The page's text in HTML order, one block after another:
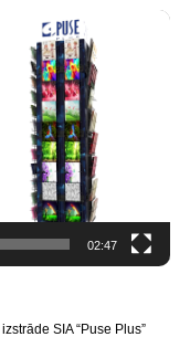
02:47
SIA “Puse Plus”